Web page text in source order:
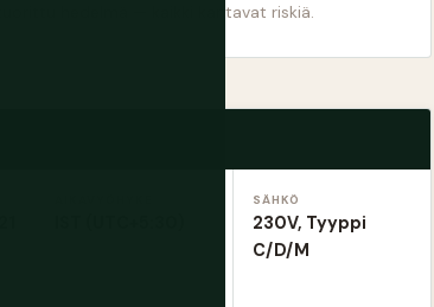
kuorittu hedelmä — kaikki kantavat riskiä.
SÄHKÖ
230V, Tyyppi
C/D/M